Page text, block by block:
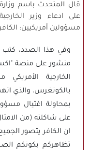
قال المتحدث باسم وزارة
على ادعاء وزير
مسؤولين أمريكيين:
وفي هذا الصدد، كتب
منشور على منصة "اكس"
الخارجية
بالكونغرس، والذي
بمحاولة اغتيال
على شاكلته (من
ان الكافر يتصور
تظاهركم بكونكم